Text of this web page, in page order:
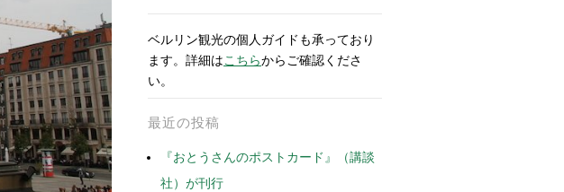
ベルリン観光の個人ガイドも承っており
ます。詳細はこちらからご確認くださ
い。
最近の投稿
『おとうさんのポストカード』（講談
社）が刊行